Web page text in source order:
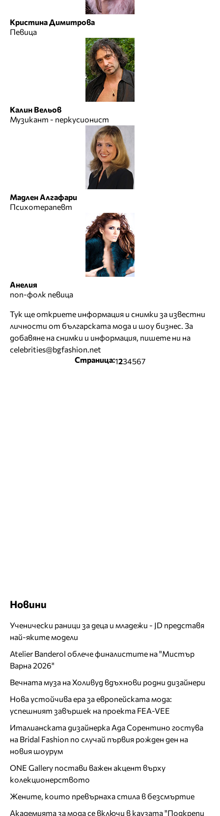
Кристина Димитрова
Певица
Калин Вельов
Музикант - перкусионист
Мадлен Алгафари
Психотерапевт
Анелия
поп-фолк певица
Тук ще откриете информация и снимки за известни
личности от българската мода и шоу бизнес. За
добавяне на снимки и информация, пишете ни на
celebrities@bgfashion.net
Страница:1234567
Новини
Ученически раници за деца и младежи - JD представя
най-яките модели
Atelier Banderol облече финалистите на "Мистър
Варна 2026"
Вечната муза на Холивуд вдъхнови родни дизайнери
Нова устойчива ера за европейската мода:
успешният завършек на проекта FEA-VEE
Италианската дизайнерка Ада Сорентино гостува
на Bridal Fashion по случай първия рожден ден на
новия шоурум
ONE Gallery постави важен акцент върху
колекционерството
Жените, които превърнаха стила в безсмъртие
Академията за мода се включи в каузата "Подкрепи